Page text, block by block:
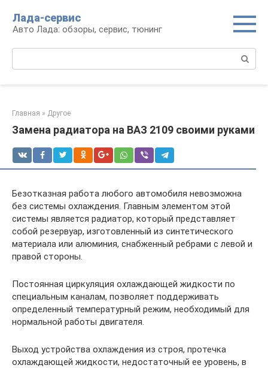
контенту
Лада-сервис
Авто Лада: обзоры, сервис, тюнинг
Главная » Другое
Замена радиатора на ВАЗ 2109 своими руками
Безотказная работа любого автомобиля невозможна
без системы охлаждения. Главным элементом этой
системы является радиатор, который представляет
собой резервуар, изготовленный из синтетического
материала или алюминия, снабженный ребрами с левой и
правой стороны.
Постоянная циркуляция охлаждающей жидкости по
специальным каналам, позволяет поддерживать
определенный температурный режим, необходимый для
нормальной работы двигателя.
Выход устройства охлаждения из строя, протечка
охлаждающей жидкости, недостаточный ее уровень, в